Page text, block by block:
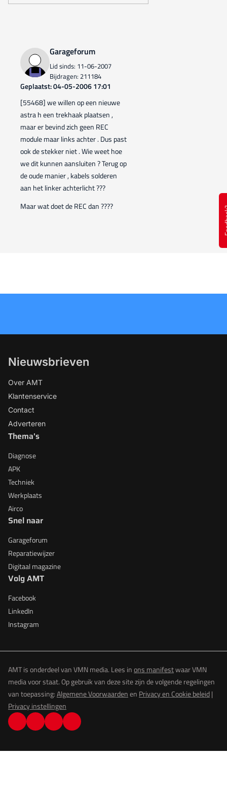
Garageforum
Lid sinds: 11-06-2007
Bijdragen: 211184
Geplaatst: 04-05-2006 17:01
[55468] we willen op een nieuwe
astra h een trekhaak plaatsen ,
maar er bevind zich geen REC
module maar links achter . Dus past
ook de stekker niet . Wie weet hoe
we dit kunnen aansluiten ? Terug op
de oude manier , kabels solderen
aan het linker achterlicht ???
Maar wat doet de REC dan ????
Nieuwsbrieven
Over AMT
Klantenservice
Contact
Adverteren
Thema's
Diagnose
APK
Techniek
Werkplaats
Airco
Snel naar
Garageforum
Reparatiewijzer
Digitaal magazine
Volg AMT
Facebook
LinkedIn
Instagram
AMT is onderdeel van VMN media. Lees inons manifestwaar VMN
media voor staat. Op gebruik van deze site zijn de volgende regelingen
van toepassing:Algemene Voorwaardenen Privacy en Cookie beleid|
Privacy instellingen